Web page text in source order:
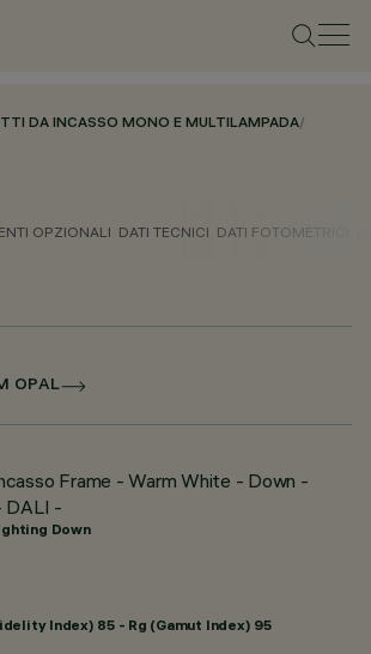
DA INCASSO MONO E MULTILAMPADA/
OPZIONALI DATI TECNICI DATI FOTOMETRICI
OPAL
Frame - Warm White - Down -
DALI -
Down
Index) 85 - Rg (Gamut Index) 95